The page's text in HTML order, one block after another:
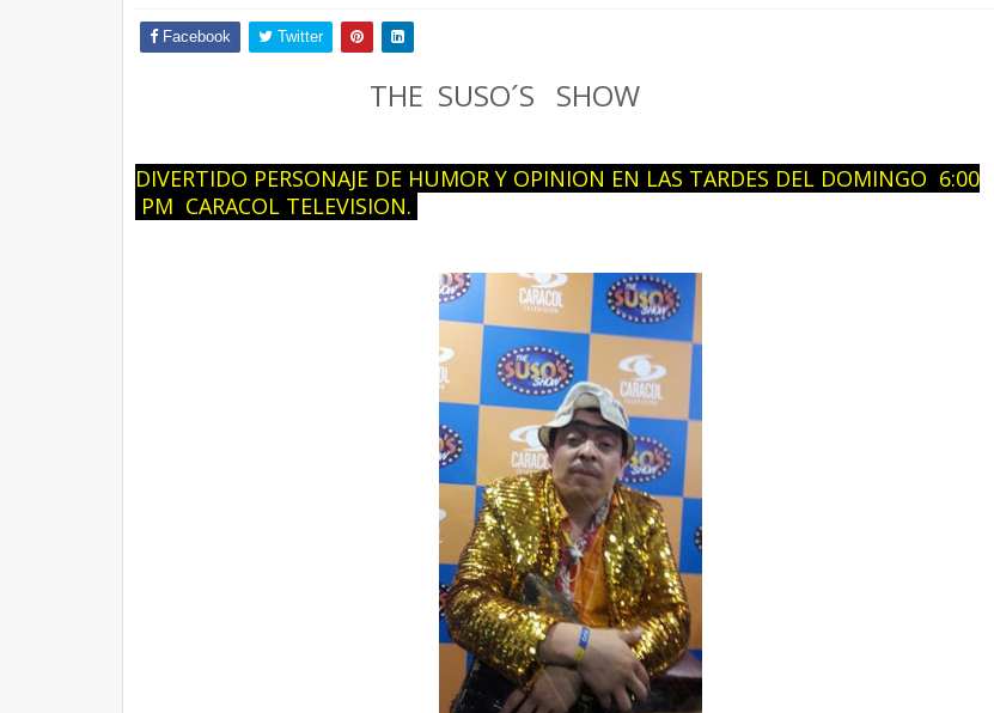
Facebook Twitter
THE SUSO´S SHOW
DIVERTIDO PERSONAJE DE HUMOR Y OPINION EN LAS TARDES DEL DOMINGO 6:00
PM CARACOL TELEVISION.